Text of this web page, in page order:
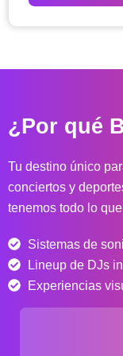
¿Por qué
Tu destino único
conciertos y
tenemos todo lo
Sistemas de
Lineup de DJs
Experiencias